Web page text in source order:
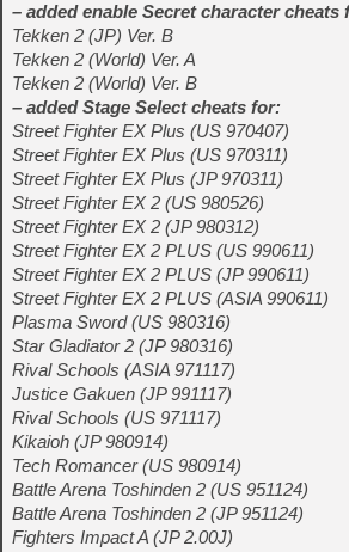
– added enable Secret character cheats
Tekken 2 (JP) Ver. B
Tekken 2 (World) Ver. A
Tekken 2 (World) Ver. B
– added Stage Select cheats for:
Street Fighter EX Plus (US 970407)
Street Fighter EX Plus (US 970311)
Street Fighter EX Plus (JP 970311)
Street Fighter EX 2 (US 980526)
Street Fighter EX 2 (JP 980312)
Street Fighter EX 2 PLUS (US 990611)
Street Fighter EX 2 PLUS (JP 990611)
Street Fighter EX 2 PLUS (ASIA 990611)
Plasma Sword (US 980316)
Star Gladiator 2 (JP 980316)
Rival Schools (ASIA 971117)
Justice Gakuen (JP 991117)
Rival Schools (US 971117)
Kikaioh (JP 980914)
Tech Romancer (US 980914)
Battle Arena Toshinden 2 (US 951124)
Battle Arena Toshinden 2 (JP 951124)
Fighters Impact A (JP 2.00J)